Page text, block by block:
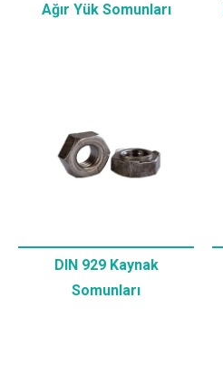
Ağır Yük Somunları
DIN 929 Kaynak
Somunları